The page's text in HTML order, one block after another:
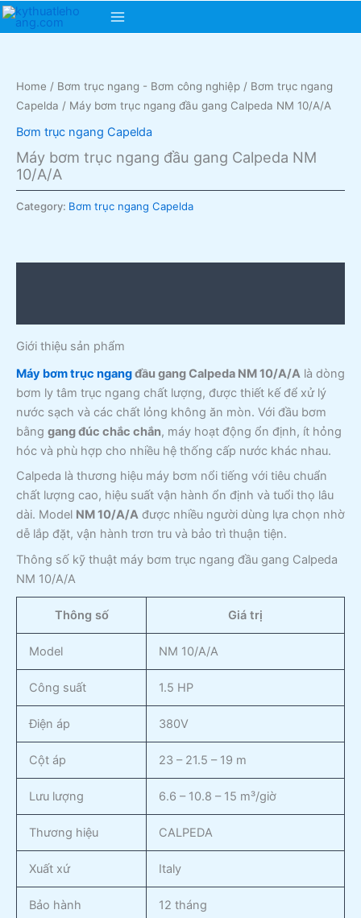
Skip
Main
Home / Bơm trục ngang - Bơm công nghiệp / Bơm trục ngang
Capelda / Máy bơm trục ngang đầu gang Calpeda NM 10/A/A
Bơm trục ngang Capelda
Máy bơm trục ngang đầu gang Calpeda NM
10/A/A
Category: Bơm trục ngang Capelda
Giới thiệu sản phẩm
Máy bơm trục ngangđầu gang Calpeda NM 10/A/A là dòng
bơm ly tâm trục ngang chất lượng, được thiết kế để xử lý
nước sạch và các chất lỏng không ăn mòn. Với đầu bơm
bằng gang đúc chắc chắn, máy hoạt động ổn định, ít hỏng
hóc và phù hợp cho nhiều hệ thống cấp nước khác nhau.
Calpeda là thương hiệu máy bơm nổi tiếng với tiêu chuẩn
chất lượng cao, hiệu suất vận hành ổn định và tuổi thọ lâu
dài. Model NM 10/A/A được nhiều người dùng lựa chọn nhờ
dễ lắp đặt, vận hành trơn tru và bảo trì thuận tiện.
Thông số kỹ thuật máy bơm trục ngang đầu gang Calpeda
NM 10/A/A
Thông số Giá trị
Model NM 10/A/A
Công suất 1.5 HP
Điện áp 380V
Cột áp 23 – 21.5 – 19 m
Lưu lượng 6.6 – 10.8 – 15 m³/giờ
Thương hiệu CALPEDA
Xuất xứ Italy
Bảo hành 12 tháng